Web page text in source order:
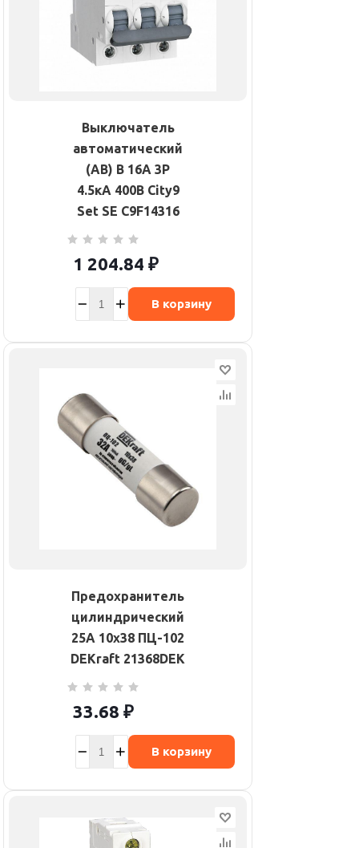
Выключатель
автоматический
(АВ) B 16А 3P
4.5кА 400В City9
Set SE C9F14316
1 204.84 ₽
В корзину
Предохранитель
цилиндрический
25А 10х38 ПЦ-102
DEKraft 21368DEK
33.68 ₽
В корзину